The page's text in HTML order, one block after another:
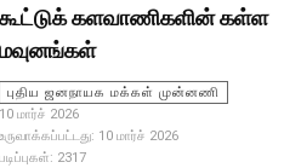
கூட்டுக் களவாணிகளின் கள்ள
மவுனங்கள்
புதிய ஜனநாயக மக்கள் முன்னணி
10 மார்ச் 2026
உருவாக்கப்பட்டது: 10 மார்ச் 2026
படிப்புகள்: 2317